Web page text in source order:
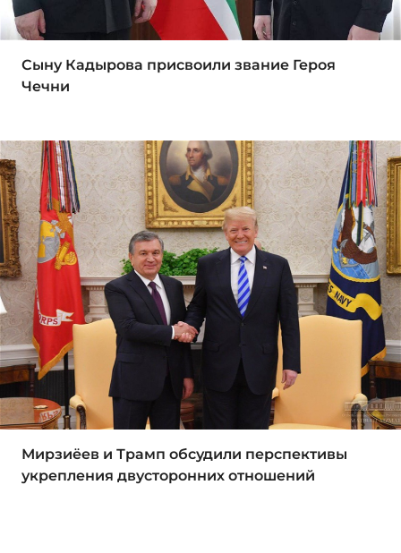
Сыну Кадырова присвоили звание Героя
Чечни
Мирзиёев и Трамп обсудили перспективы
укрепления двусторонних отношений